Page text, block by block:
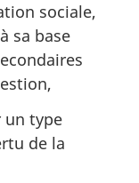
sociale,
sa base
un type
de la